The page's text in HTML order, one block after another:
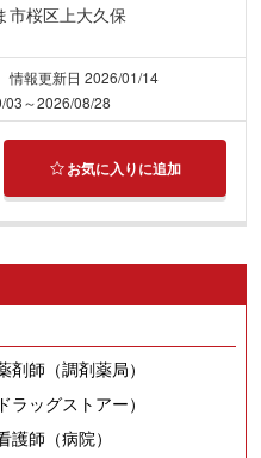
市桜区上大久保
情報更新日 2026/01/14
03～2026/08/28
お気に入りに追加
剤師（調剤薬局）
ラッグストアー）
護師（病院）